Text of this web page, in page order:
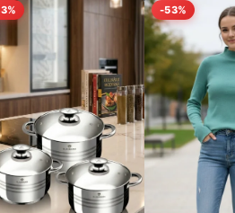
-53%